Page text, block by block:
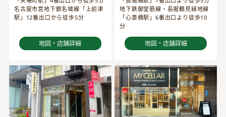
名古屋市営地下鉄名城線「上前津
駅」12番出口から徒歩5分
地図・店舗詳細
地下鉄御堂筋線・長堀鶴見緑地線
「心斎橋駅」6番出口より徒歩10
分
地図・店舗詳細